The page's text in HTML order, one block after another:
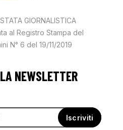
GIORNALISTICA
al Registro Stampa del
N° 6 del 19/11/2019
NEWSLETTER